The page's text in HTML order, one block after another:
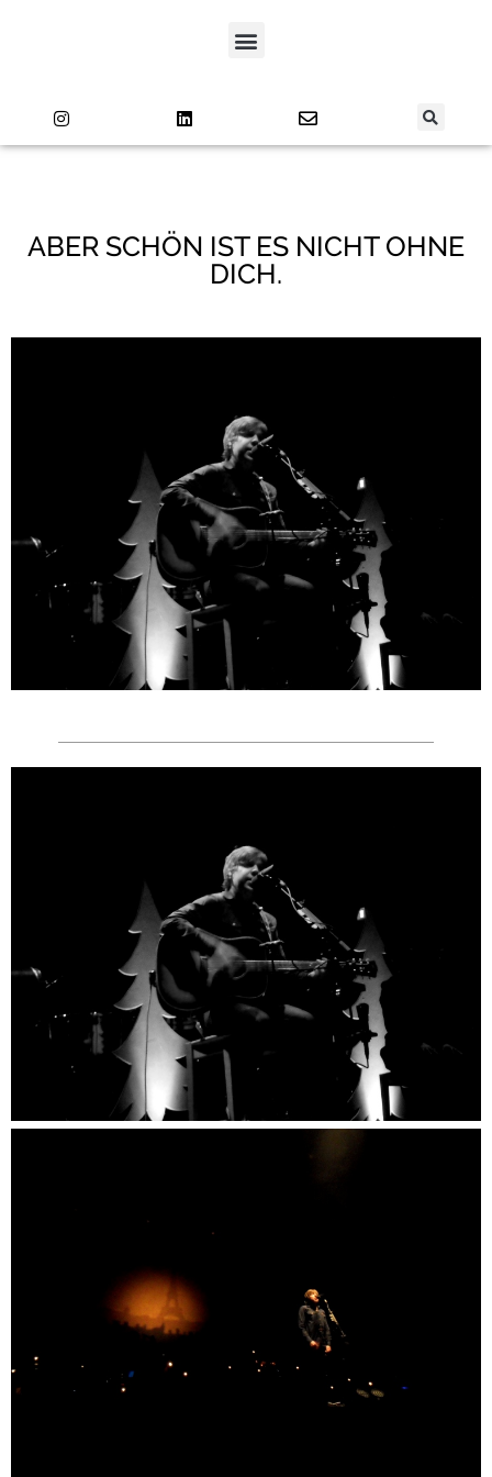
ABER SCHÖN IST ES NICHT OHNE
DICH.